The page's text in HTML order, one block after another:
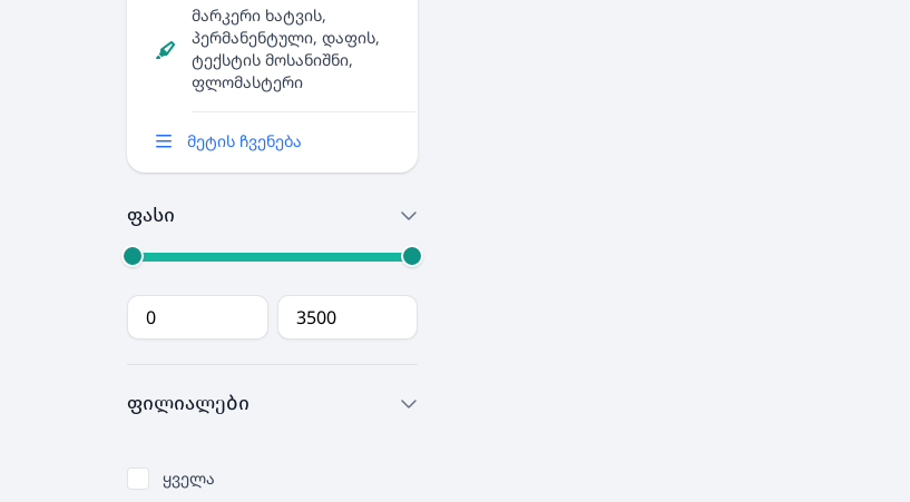
მარკერი ხატვის,
პერმანენტული, დაფის,
ტექსტის მოსანიშნი,
ფლომასტერი
მეტის ჩვენება
ფასი
ფილიალები
ყველა